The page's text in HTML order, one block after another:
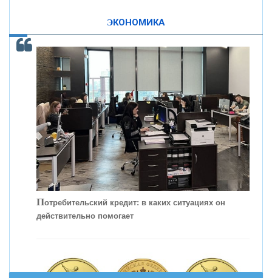
ОНАС
КОНТАКТЫ
ЭКОНОМИКА
Потребительский кредит: в каких ситуациях он
действительно помогает